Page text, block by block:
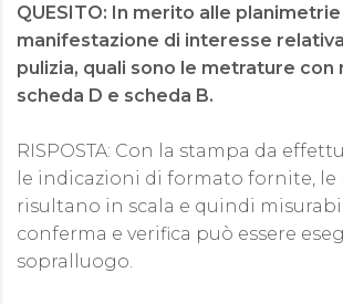
QUESITO: In merito alle
manifestazione di interesse
pulizia, quali sono le metrature
scheda D e scheda B.
RISPOSTA: Con la stampa da
le indicazioni di formato fornite,
risultano in scala e quindi
conferma e verifica può essere
sopralluogo.